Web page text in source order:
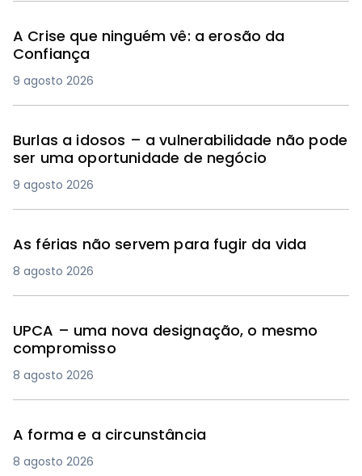
A Crise que ninguém vê: a erosão da
Confiança
9 agosto 2026
Burlas a idosos – a vulnerabilidade não pode
ser uma oportunidade de negócio
9 agosto 2026
As férias não servem para fugir da vida
8 agosto 2026
UPCA – uma nova designação, o mesmo
compromisso
8 agosto 2026
A forma e a circunstância
8 agosto 2026